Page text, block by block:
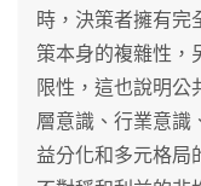
時，決策者擁有完
策本身的複雜性，
限性，這也說明公
層意識、行業意識
益分化和多元格局